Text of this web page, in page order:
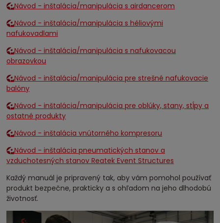
Návod - inštalácia/manipulácia s airdancerom
Návod - inštalácia/manipulácia s héliovými
nafukovadlami
Návod - inštalácia/manipulácia s nafukovacou
obrazovkou
Návod - inštalácia/manipulácia pre strešné nafukovacie
balóny
Návod - inštalácia/manipulácia pre oblúky, stany, stĺpy a
ostatné produkty
Návod - inštalácia vnútorného kompresoru
Návod - inštalácia pneumatických stanov a
vzduchotesných stanov Reatek Event Structures
Každý manuál je pripravený tak, aby vám pomohol používať
produkt bezpečne, prakticky a s ohľadom na jeho dlhodobú
životnosť.